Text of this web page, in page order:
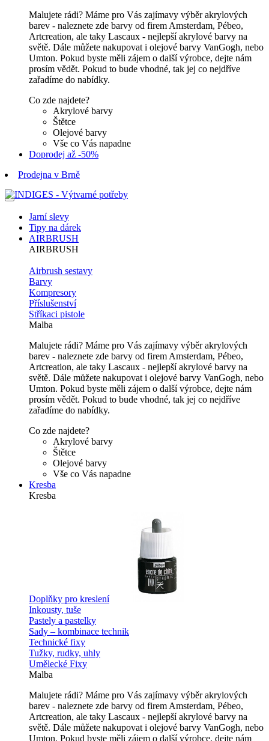
Malujete rádi? Máme pro Vás zajímavy výběr akrylových
barev - naleznete zde barvy od firem Amsterdam, Pébeo,
Artcreation, ale taky Lascaux - nejlepší akrylové barvy na
světě. Dále můžete nakupovat i olejové barvy VanGogh, nebo
Umton. Pokud byste měli zájem o další výrobce, dejte nám
prosím vědět. Pokud to bude vhodné, tak jej co nejdříve
zařadíme do nabídky.
Co zde najdete?
Akrylové barvy
Štětce
Olejové barvy
Vše co Vás napadne
Doprodej až -50%
Prodejna v Brně
Jarní slevy
Tipy na dárek
AIRBRUSH
AIRBRUSH
Airbrush sestavy
Barvy
Kompresory
Příslušenství
Stříkaci pistole
Malba
Malujete rádi? Máme pro Vás zajímavy výběr akrylových
barev - naleznete zde barvy od firem Amsterdam, Pébeo,
Artcreation, ale taky Lascaux - nejlepší akrylové barvy na
světě. Dále můžete nakupovat i olejové barvy VanGogh, nebo
Umton. Pokud byste měli zájem o další výrobce, dejte nám
prosím vědět. Pokud to bude vhodné, tak jej co nejdříve
zařadíme do nabídky.
Co zde najdete?
Akrylové barvy
Štětce
Olejové barvy
Vše co Vás napadne
Kresba
Kresba
Doplňky pro kreslení
Inkousty, tuše
Pastely a pastelky
Sady – kombinace technik
Technické fixy
Tužky, rudky, uhly
Umělecké Fixy
Malba
Malujete rádi? Máme pro Vás zajímavy výběr akrylových
barev - naleznete zde barvy od firem Amsterdam, Pébeo,
Artcreation, ale taky Lascaux - nejlepší akrylové barvy na
světě. Dále můžete nakupovat i olejové barvy VanGogh, nebo
Umton. Pokud byste měli zájem o další výrobce, dejte nám